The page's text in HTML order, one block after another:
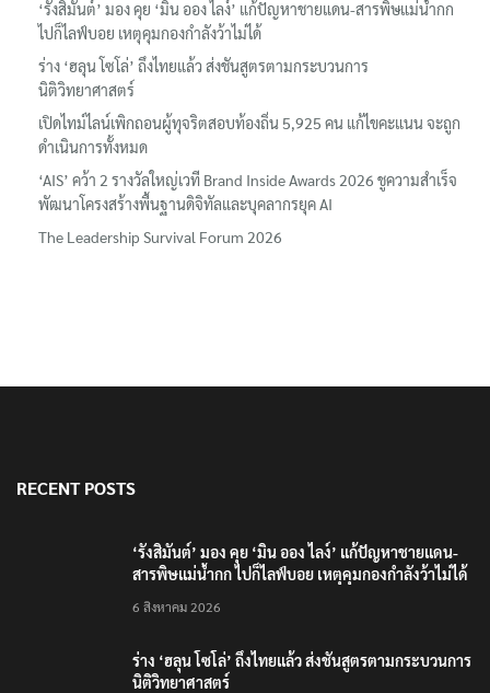
‘รังสิมันต์’ มอง คุย ‘มิน ออง ไลง์’ แก้ปัญหาชายแดน-สารพิษแม่น้ำกก
ไปก็ไลฟ์บอย เหตุคุมกองกำลังว้าไม่ได้
ร่าง ‘ฮลุน โซโล่’ ถึงไทยแล้ว ส่งชันสูตรตามกระบวนการ
นิติวิทยาศาสตร์
เปิดไทม์ไลน์เพิกถอนผู้ทุจริตสอบท้องถิ่น 5,925 คน แก้ไขคะแนน จะถูก
ดำเนินการทั้งหมด
‘AIS’ คว้า 2 รางวัลใหญ่เวที Brand Inside Awards 2026 ชูความสำเร็จ
พัฒนาโครงสร้างพื้นฐานดิจิทัลและบุคลากรยุค AI
The Leadership Survival Forum 2026
RECENT POSTS
‘รังสิมันต์’ มอง คุย ‘มิน ออง ไลง์’ แก้ปัญหาชายแดน-
สารพิษแม่น้ำกก ไปก็ไลฟ์บอย เหตุคุมกองกำลังว้าไม่ได้
6 สิงหาคม 2026
ร่าง ‘ฮลุน โซโล่’ ถึงไทยแล้ว ส่งชันสูตรตามกระบวนการ
นิติวิทยาศาสตร์